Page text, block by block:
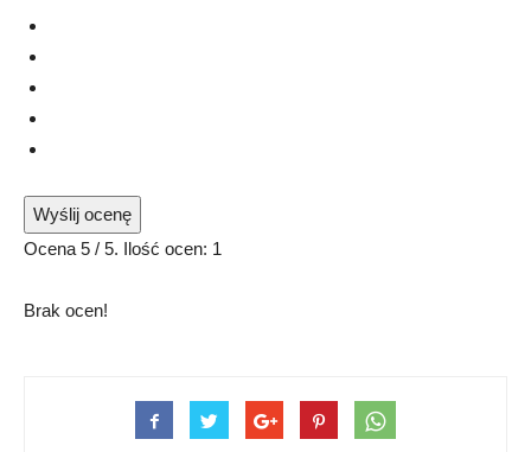
Wyślij ocenę
Ocena 5 / 5. Ilość ocen: 1
Brak ocen!